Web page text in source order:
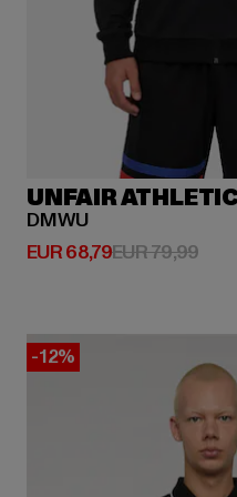
UNFAIR
DMWU
EUR 68,79
Derzeitiger Preis: EUR
EUR 79,99
-12%